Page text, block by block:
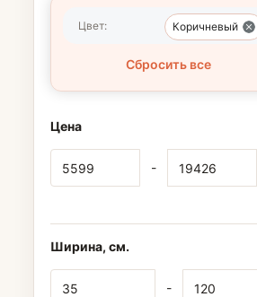
Цвет: Коричневый
Сбросить все
Цена
-
Ширина, см.
-